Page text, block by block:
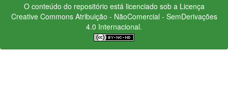
O conteúdo do repositório está licenciado sob a Licença
Creative CommonsAtribuição - NãoComercial - SemDerivações
4.0 Internacional.